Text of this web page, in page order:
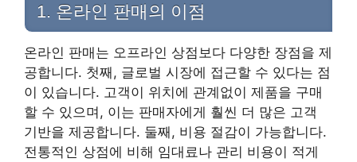
1. 온라인 판매의 이점
온라인 판매는 오프라인 상점보다 다양한 장점을 제
공합니다. 첫째, 글로벌 시장에 접근할 수 있다는 점
이 있습니다. 고객이 위치에 관계없이 제품을 구매
할 수 있으며, 이는 판매자에게 훨씬 더 많은 고객
기반을 제공합니다. 둘째, 비용 절감이 가능합니다.
전통적인 상점에 비해 임대료나 관리 비용이 적게